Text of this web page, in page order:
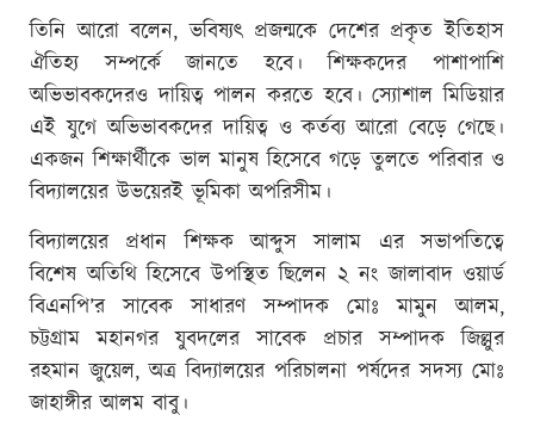
তিনি আরো বলেন, ভবিষ্যৎ প্রজন্মকে দেশের প্রকৃত ইতিহাস
ঐতিহ্য সম্পর্কে জানতে হবে। শিক্ষকদের পাশাপাশি
অভিভাবকদেরও দায়িত্ব পালন করতে হবে। স্যোশাল মিডিয়ার
এই যুগে অভিভাবকদের দায়িত্ব ও কর্তব্য আরো বেড়ে গেছে।
একজন শিক্ষার্থীকে ভাল মানুষ হিসেবে গড়ে তুলতে পরিবার ও
বিদ্যালয়ের উভয়েরই ভূমিকা অপরিসীম।
বিদ্যালয়ের প্রধান শিক্ষক আব্দুস সালাম এর সভাপতিত্বে
বিশেষ অতিথি হিসেবে উপস্থিত ছিলেন ২ নং জালাবাদ ওয়ার্ড
বিএনপি’র সাবেক সাধারণ সম্পাদক মোঃ মামুন আলম,
চট্টগ্রাম মহানগর যুবদলের সাবেক প্রচার সম্পাদক জিল্লুর
রহমান জুয়েল, অত্র বিদ্যালয়ের পরিচালনা পর্ষদের সদস্য মোঃ
জাহাঙ্গীর আলম বাবু।